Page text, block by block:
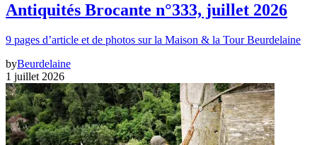
Antiquités Brocante n°333, juillet 2026
9 pages d’article et de photos sur la Maison & la Tour Beurdelaine
byBeurdelaine
1 juillet 2026